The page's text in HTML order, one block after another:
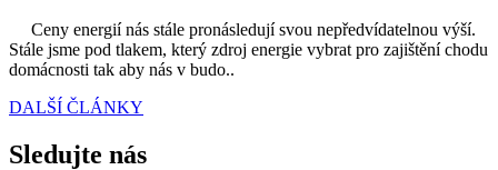
Ceny energií nás stále pronásledují svou nepředvídatelnou výší.
Stále jsme pod tlakem, který zdroj energie vybrat pro zajištění chodu
domácnosti tak aby nás v budo..
DALŠÍ ČLÁNKY
Sledujte nás